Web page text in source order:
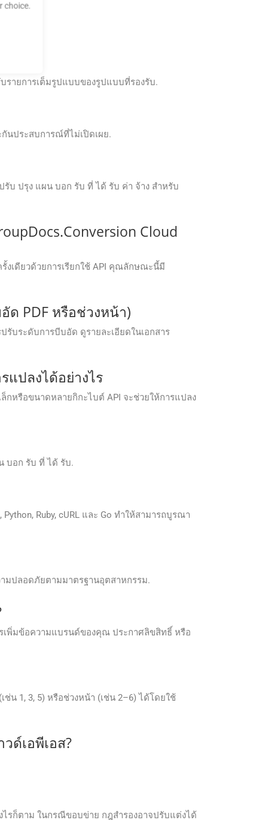
รายการเต็มรูปแบบของรูปแบบที่รองรับ.
นประสบการณ์ที่ไม่เปิดเผย.
บ ปรุง แผน บอก รับ ที่ ได้ รับ ค่า จ้าง สําหรับ
Cloud
งเดียวด้วยการเรียกใช้ API คุณลักษณะนี้มี
PDF หรือช่วงหน้า)
บระดับการบีบอัด ดูรายละเอียดในเอกสาร
แปลงได้อย่างไร
กหรือขนาดหลายกิกะไบต์ API จะช่วยให้การแปลง
บอก รับ ที่ ได้ รับ.
Ruby, cURL และ Go ทำให้สามารถบูรณา
มปลอดภัยตามมาตรฐานอุตสาหกรรม.
เพิ่มข้อความแบรนด์ของคุณ ประกาศลิขสิทธิ์ หรือ
น 1, 3, 5) หรือช่วงหน้า (เช่น 2–6) ได้โดยใช้
ด์เอพีเอส?
ไรก็ตาม ในกรณีขอบข่าย กฎสำรองอาจปรับแต่งได้
choice.